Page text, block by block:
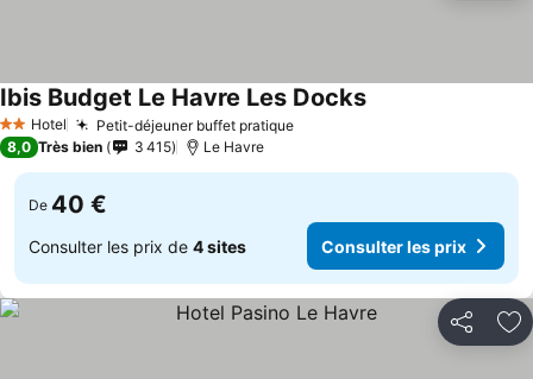
2 Étoiles
Hotel Petit-déjeuner buffet pratique
Ibis Budget Le Havre Les Docks
8,0 Très bien 3 415 Le Havre
De 40 €
Consulter les prix de 4 sites Consulter les prix
Partager